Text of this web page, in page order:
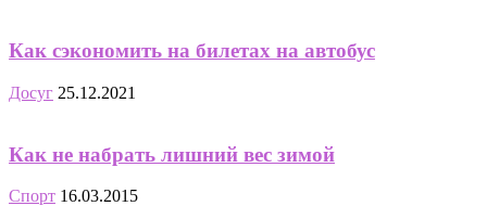
Как сэкономить на билетах на автобус
Досуг 25.12.2021
Как не набрать лишний вес зимой
Спорт 16.03.2015